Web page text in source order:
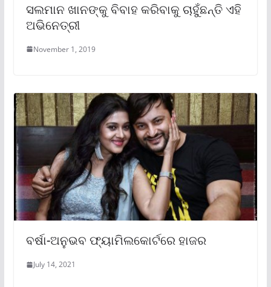
ସଲମାନ ଖାନଙ୍କୁ ବିବାହ କରିବାକୁ ଚାହୁଁଛନ୍ତି ଏହି
ଅଭିନେତ୍ରୀ
November 1, 2019
ବର୍ଷା-ଅନୁଭବ ଫ୍ୟାମିଲକୋର୍ଟରେ ହାଜର
July 14, 2021